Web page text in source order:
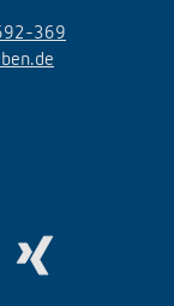
369